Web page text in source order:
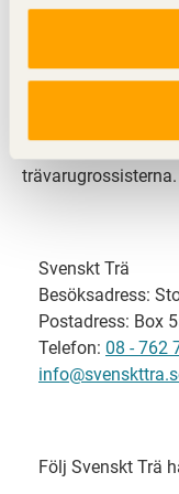
Svenskt Trä
och är en del av
svensk limträ-, KL-
trävarugrossisterna.
Svenskt Trä
Besöksadress:
Postadress: Box
Telefon: 08 - 762
Följ Svenskt Trä